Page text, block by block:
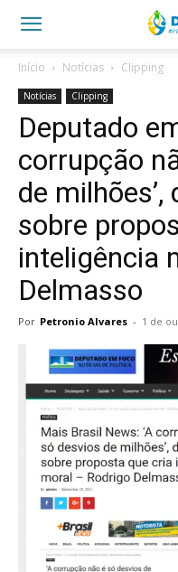
Início Notícias Clipping
Notícias Clipping
Deputado
corrupção
de
sobre
inteligência
Delmasso
Por Petronio Alvares - 1 de